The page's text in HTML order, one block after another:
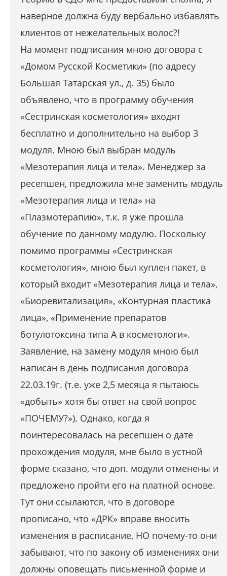
наверное должна буду вербально избавлять
клиентов от нежелательных волос?!
На момент подписания мною договора с
«Домом Русской Косметики» (по адресу
Большая Татарская ул., д. 35) было
объявлено, что в программу обучения
«Сестринская косметология» входят
бесплатно и дополнительно на выбор 3
модуля. Мною был выбран модуль
«Мезотерапия лица и тела». Менеджер за
ресепшен, предложила мне заменить модуль
«Мезотерапия лица и тела» на
«Плазмотерапию», т.к. я уже прошла
обучение по данному модулю. Поскольку
помимо программы «Сестринская
косметология», мною был куплен пакет, в
который входит «Мезотерапия лица и тела»,
«Биоревитализация», «Контурная пластика
лица», «Применение препаратов
ботулотоксина типа А в косметологи».
Заявление, на замену модуля мною был
написан в день подписания договора
22.03.19г. (т.е. уже 2,5 месяца я пытаюсь
«добыть» хотя бы ответ на свой вопрос
«ПОЧЕМУ?»). Однако, когда я
поинтересовалась на ресепшен о дате
прохождения модуля, мне было в устной
форме сказано, что доп. модули отменены и
предложено пройти его на платной основе.
Тут они ссылаются, что в договоре
прописано, что «ДРК» вправе вносить
изменения в расписание, НО почему-то они
забывают, что по закону об изменениях они
должны оповещать письменной форме и